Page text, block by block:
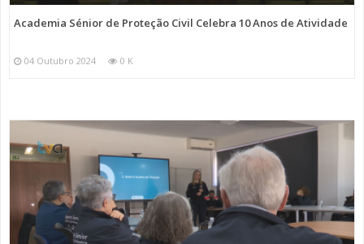
Academia Sénior de Proteção Civil Celebra 10 Anos de Atividade
04 Outubro 2024 0 K